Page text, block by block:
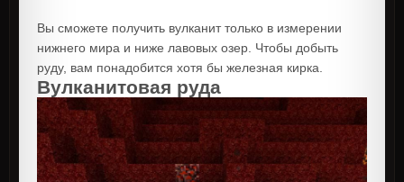
Вы сможете получить вулканит только в измерении
нижнего мира и ниже лавовых озер. Чтобы добыть
руду, вам понадобится хотя бы железная кирка.
Вулканитовая руда